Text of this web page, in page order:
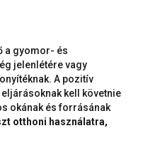
a gyomor- és
jelenlétére vagy
A pozitív
kell követnie
okának és forrásának
otthoni használatra,